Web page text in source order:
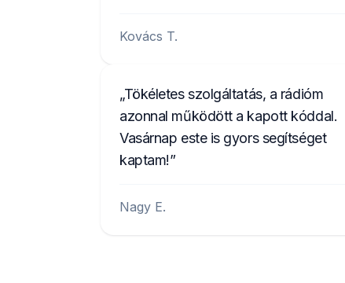
Kovács T.
Tökéletes szolgáltatás, a rádióm
azonnal működött a kapott kóddal.
Vasárnap este is gyors segítséget
kaptam!
Nagy E.